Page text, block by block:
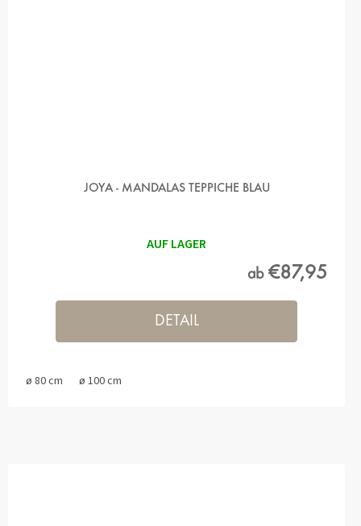
JOYA - MANDALAS TEPPICHE BLAU
AUF LAGER
ab€87,95
DETAIL
ø 80 cm ø 100 cm